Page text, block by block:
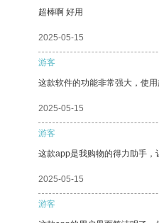
超棒啊 好用
2025-05-15
游客
这款软件的功能非常强大，使用
2025-05-15
游客
这款app是我购物的得力助手
2025-05-15
游客